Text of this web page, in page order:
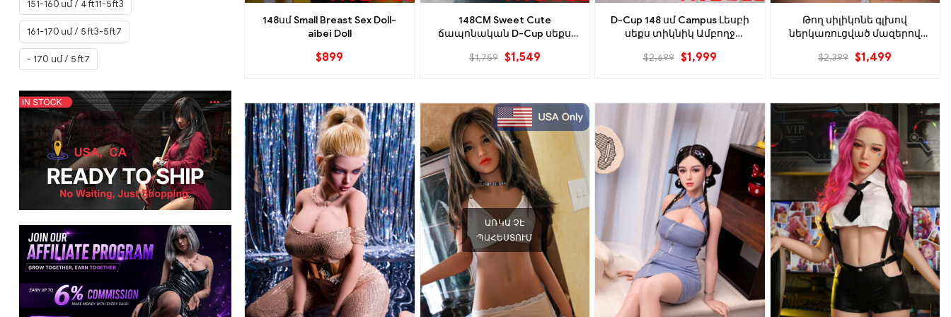
148սմ Small Breast Sex Doll-
aibei Doll
$899
148CM Sweet Cute
ճապոնական D-Cup սեքս
սիլիկոն)
$1,759 $1,549
D-Cup 148 սմ Campus Լեսբի
սեքս տիկնիկ Ամբողջ
տիկնիկ ROS գլուխ
$2,699 $1,999
Թող սիլիկոնե գլխով
ներկառուցված մազերով
թագուհու սերը
$2,399 $1,499
ԱՌԿԱ ՉԷ
ՊԱՀԵՍՏՈՒՄ
Դու տիկնիկ (10)
Մեսե տիկնիկ
MLW տիկնիկ
Մոզու տիկնիկ
Նորման տիկնիկ (37)
Orange (16)
Qita տիկնիկ (52)
Իսկական տիկին(21)
Ռիդմի տիկնիկ(50)
Rosretty Doll
Starpery Doll(51)
SY Տիկնիկ
TC Doll(22)
151-160 սմ / 4 ft11-5ft3
161-170 սմ / 5 ft3-5ft7
- 170 սմ / 5 ft7